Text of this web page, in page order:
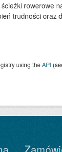
rowerowe
trudności oraz
using theAPI